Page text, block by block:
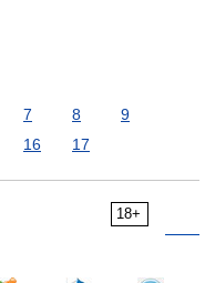
7 8
9
16 17
18+